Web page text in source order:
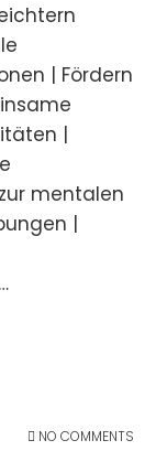
| Fördern
|
mentalen
|
NO COMMENTS